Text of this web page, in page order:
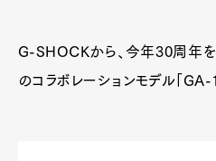
G-SHOCKから、今年30周年を
のコラボレーションモデル「